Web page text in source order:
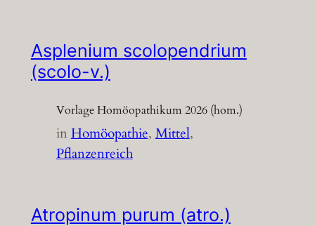
Asplenium scolopendrium
(scolo-v.)
Vorlage Homöopathikum 2026 (hom.)
inHomöopathie, Mittel
Pflanzenreich
Atropinum purum (atro.)